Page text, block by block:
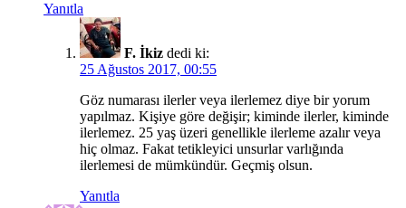
Yanıtla
F. İkiz dedi ki:
25 Ağustos 2017, 00:55
Göz numarası ilerler veya ilerlemez diye bir yorum
yapılmaz. Kişiye göre değişir; kiminde ilerler, kiminde
ilerlemez. 25 yaş üzeri genellikle ilerleme azalır veya
hiç olmaz. Fakat tetikleyici unsurlar varlığında
ilerlemesi de mümkündür. Geçmiş olsun.
Yanıtla